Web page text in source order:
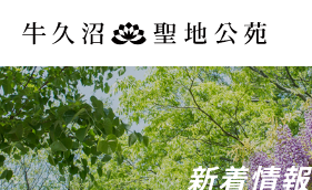
新着情報